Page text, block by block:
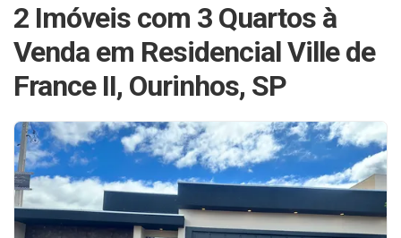
2 Imóveis com 3 Quartos à
Venda em Residencial Ville de
France II, Ourinhos, SP